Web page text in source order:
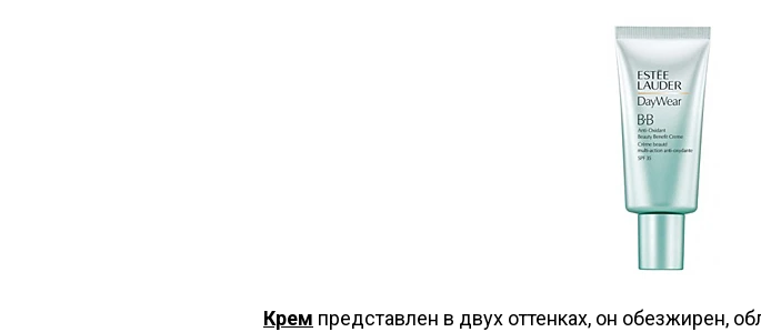
Крем представлен в двух оттенках, он обезжирен,